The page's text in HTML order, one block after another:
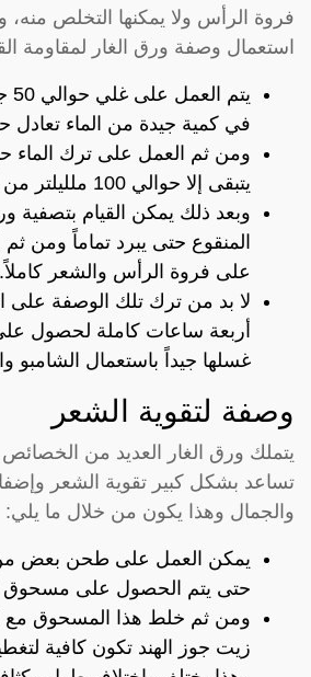
فروة الرأس ولا يمكنها التخلص منه،
استعمال وصفة ورق الغار لمقاومة
في كمية جيدة من الماء تعادل حوال 400
ومن ثم العمل على ترك الماء
يتبقى إلا حوالي 100 ملليلتر من الماء.
وبعد ذلك يمكن القيام بتصفية
المنقوع حتى يبرد تماماً ومن
على فروة الرأس والشعر كاملاً.
لا بد من ترك تلك الوصفة على
أربعة ساعات كاملة لحصول
غسلها جيداً باستعمال الشامبو
وصفة لتقوية الشعر
يتملك ورق الغار العديد من الخصائص
تساعد بشكل كبير تقوية الشعر
والجمال وهذا يكون من خلال ما يلي:
يمكن العمل على طحن بعض من
حتى يتم الحصول على مسحوق
ومن ثم خلط هذا المسحوق مع
زيت جوز الهند تكون كافية